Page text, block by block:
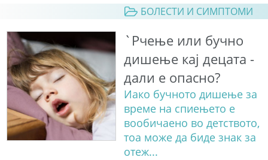
БОЛЕСТИ И СИМПТОМИ
`Рчење или бучно
дишење кај децата -
дали е опасно?
Иако бучното дишење за
време на спиењето е
вообичаено во детството,
тоа може да биде знак за
отеж...